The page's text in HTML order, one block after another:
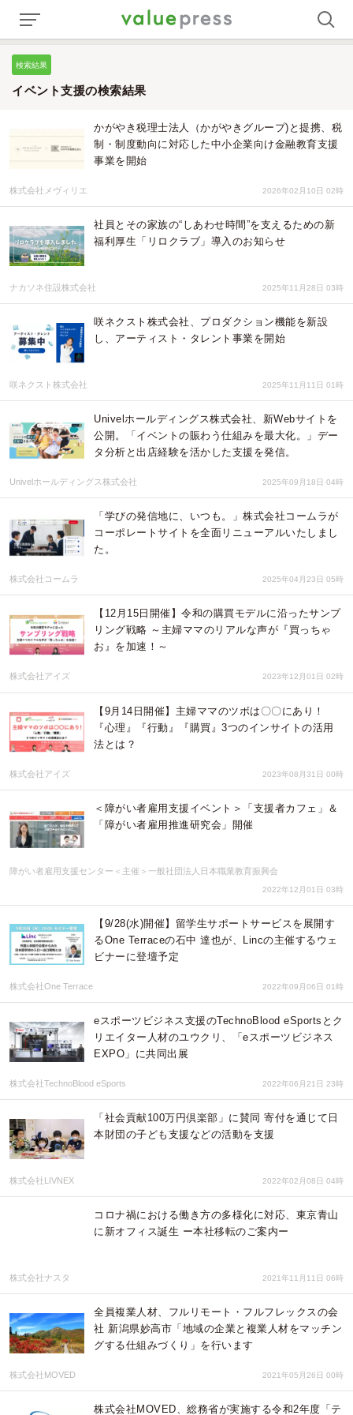
検索結果
イベント支援の検索結果
かがやき税理士法人（かがやきグループ)と提携、税
制・制度動向に対応した中小企業向け金融教育支援
事業を開始
株式会社メヴィリエ 2026年02月10日 02時
社員とその家族の“しあわせ時間”を支えるための新
福利厚生「リロクラブ」導入のお知らせ
ナカソネ住設株式会社 2025年11月28日 03時
咲ネクスト株式会社、プロダクション機能を新設
し、アーティスト・タレント事業を開始
咲ネクスト株式会社 2025年11月11日 01時
Univelホールディングス株式会社、新Webサイトを
公開。「イベントの賑わう仕組みを最大化。」デー
タ分析と出店経験を活かした支援を発信。
Univelホールディングス株式会社 2025年09月18日 04時
「学びの発信地に、いつも。」株式会社コームラが
コーポレートサイトを全面リニューアルいたしまし
た。
株式会社コームラ 2025年04月23日 05時
【12月15日開催】令和の購買モデルに沿ったサンプ
リング戦略 ～主婦ママのリアルな声が『買っちゃ
お』を加速！～
株式会社アイズ 2023年12月01日 02時
【9月14日開催】主婦ママのツボは〇〇にあり！
『心理』『行動』『購買』3つのインサイトの活用
法とは？
株式会社アイズ 2023年08月31日 00時
＜障がい者雇用支援イベント＞「支援者カフェ」＆
「障がい者雇用推進研究会」開催
障がい者雇用支援センター＜主催＞一般社団法人日本職業教育振興会
2022年12月01日 03時
【9/28(水)開催】留学生サポートサービスを展開す
るOne Terraceの石中 達也が、Lincの主催するウェ
ビナーに登壇予定
株式会社One Terrace 2022年09月06日 01時
eスポーツビジネス支援のTechnoBlood eSportsとク
リエイター人材のユウクリ、「eスポーツビジネス
EXPO」に共同出展
株式会社TechnoBlood eSports 2022年06月21日 23時
「社会貢献100万円倶楽部」に賛同 寄付を通じて日
本財団の子ども支援などの活動を支援
株式会社LIVNEX 2022年02月08日 04時
コロナ禍における働き⽅の多様化に対応、東京⻘⼭
に新オフィス誕⽣ ー本社移転のご案内ー
株式会社ナスタ 2021年11月11日 06時
全員複業人材、フルリモート・フルフレックスの会
社 新潟県妙高市「地域の企業と複業人材をマッチン
グする仕組みづくり」を行います
株式会社MOVED 2021年05月26日 00時
株式会社MOVED、総務省が実施する令和2年度「テ